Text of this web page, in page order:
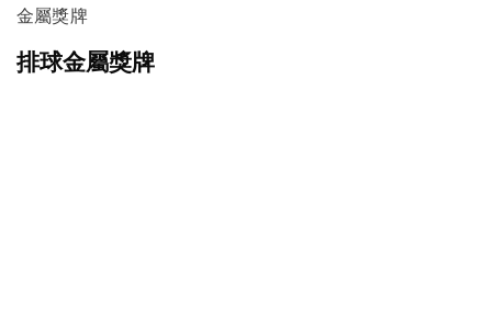
金屬獎牌
排球金屬獎牌